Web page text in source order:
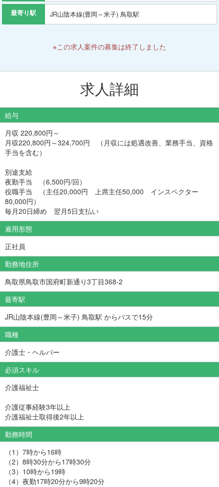
最寄り駅 JR山陰本線(豊岡～米子) 鳥取駅
※この求人案件の募集は終了しました
求人詳細
給与
月収 220,800円～
月収220,800円～324,700円 （月収には処遇改善、業務手当、資格
手当を含む）
別途支給
夜勤手当 （6,500円/回）
役職手当 （主任20,000円 上席主任50,000 インスペクター
80,000円）
毎月20日締め 翌月5日支払い
雇用形態
正社員
勤務地住所
鳥取県鳥取市国府町新通り3丁目368-2
最寄駅
JR山陰本線(豊岡～米子) 鳥取駅 からバスで15分
職種
介護士・ヘルパー
必須スキル
介護福祉士
介護従事経験3年以上
介護福祉士取得後2年以上
勤務時間
（1）7時から16時
（2）8時30分から17時30分
（3）10時から19時
（4）夜勤17時20分から9時20分